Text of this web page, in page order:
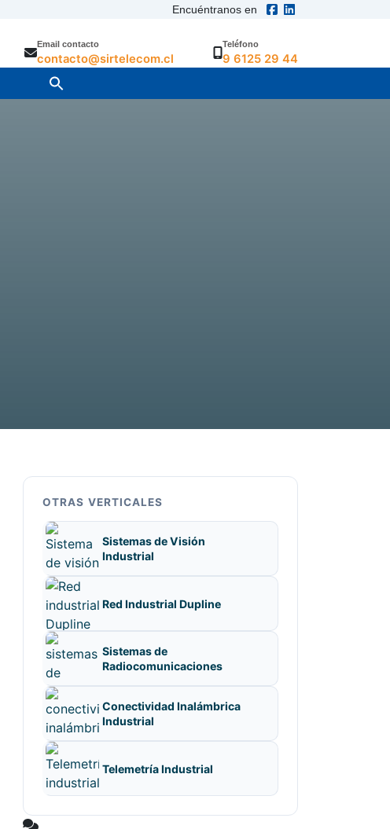
Encuéntranos en
Teléfono
9 6125 29 44
Email contacto
contacto@sirtelecom.cl
OTRAS VERTICALES
Sistemas de Visión
Industrial
Red Industrial Dupline
Sistemas de
Radiocomunicaciones
Conectividad Inalámbrica
Industrial
Telemetría Industrial